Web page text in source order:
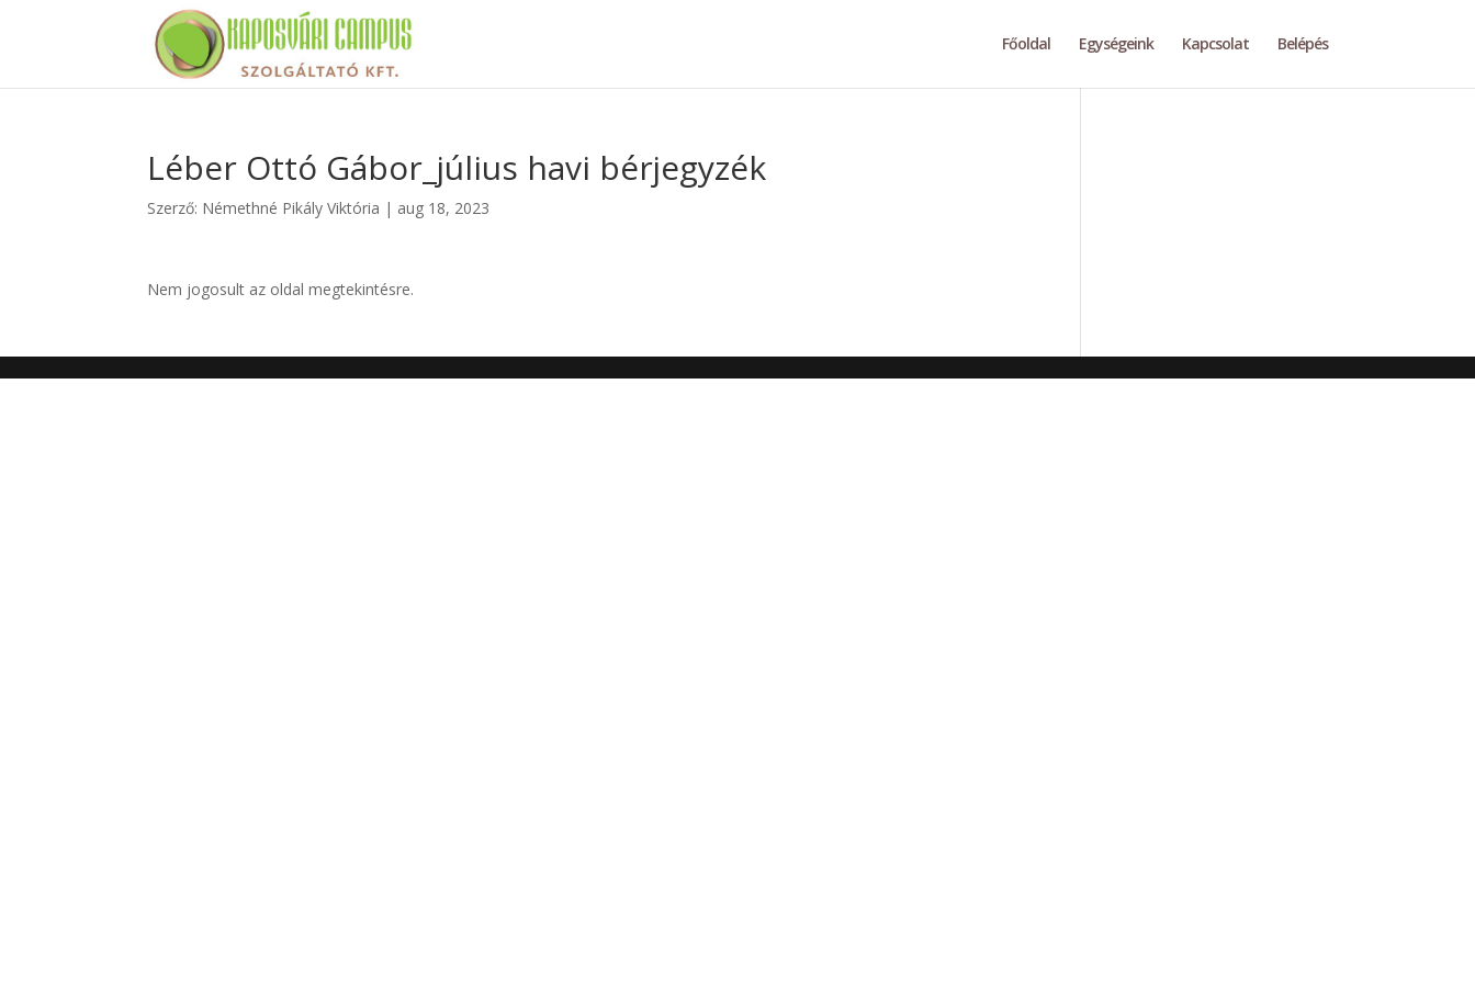
Főoldal Egységeink Kapcsolat Belépés
Léber Ottó Gábor_július havi bérjegyzék
Szerző: Némethné Pikály Viktória | aug 18, 2023
Nem jogosult az oldal megtekintésre.